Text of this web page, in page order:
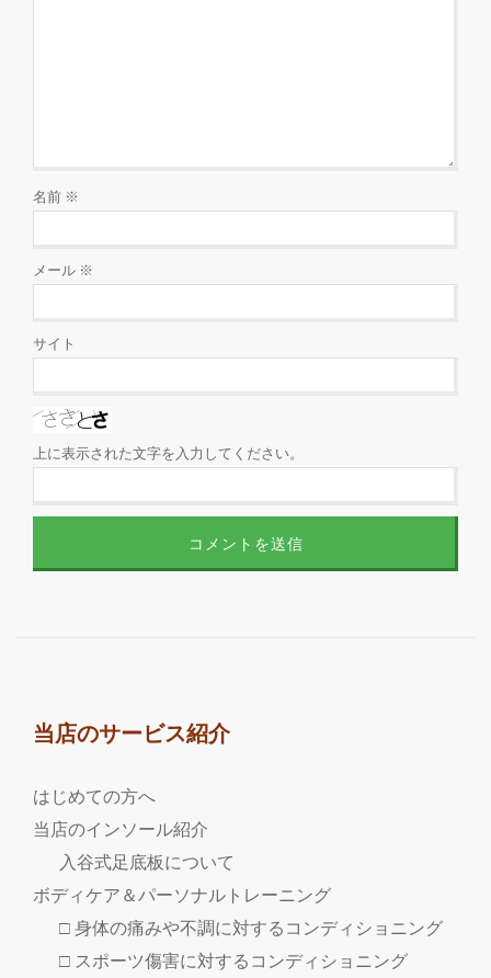
名前 ※
メール ※
サイト
上に表示された文字を入力してください。
当店のサービス紹介
はじめての方へ
当店のインソール紹介
入谷式足底板について
ボディケア＆パーソナルトレーニング
□ 身体の痛みや不調に対するコンディショニング
□ スポーツ傷害に対するコンディショニング